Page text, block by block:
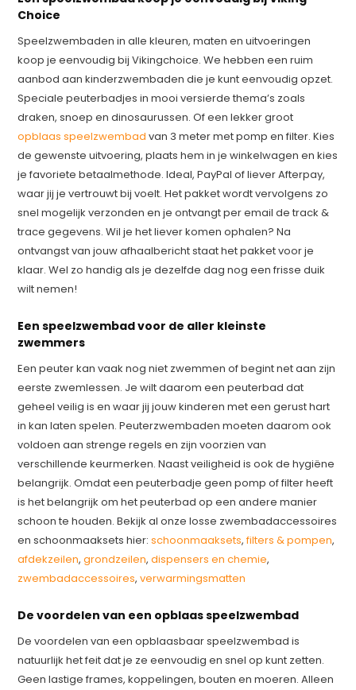
Choice
Speelzwembaden in alle kleuren, maten en uitvoeringen
koop je eenvoudig bij Vikingchoice. We hebben een ruim
aanbod aan kinderzwembaden die je kunt eenvoudig opzet.
Speciale peuterbadjes in mooi versierde thema’s zoals
draken, snoep en dinosaurussen. Of een lekker groot
opblaas speelzwembad van 3 meter met pomp en filter. Kies
de gewenste uitvoering, plaats hem in je winkelwagen en kies
je favoriete betaalmethode. Ideal, PayPal of liever Afterpay,
waar jij je vertrouwt bij voelt. Het pakket wordt vervolgens zo
snel mogelijk verzonden en je ontvangt per email de track &
trace gegevens. Wil je het liever komen ophalen? Na
ontvangst van jouw afhaalbericht staat het pakket voor je
klaar. Wel zo handig als je dezelfde dag nog een frisse duik
wilt nemen!
Een speelzwembad voor de aller kleinste
zwemmers
Een peuter kan vaak nog niet zwemmen of begint net aan zijn
eerste zwemlessen. Je wilt daarom een peuterbad dat
geheel veilig is en waar jij jouw kinderen met een gerust hart
in kan laten spelen. Peuterzwembaden moeten daarom ook
voldoen aan strenge regels en zijn voorzien van
verschillende keurmerken. Naast veiligheid is ook de hygiëne
belangrijk. Omdat een peuterbadje geen pomp of filter heeft
is het belangrijk om het peuterbad op een andere manier
schoon te houden. Bekijk al onze losse zwembadaccessoires
en schoonmaaksets hier:schoonmaaksets,filters & pompen,
afdekzeilen,grondzeilen,dispensers en chemie,
zwembadaccessoires,verwarmingsmatten
De voordelen van een opblaas speelzwembad
De voordelen van een opblaasbaar speelzwembad is
natuurlijk het feit dat je ze eenvoudig en snel op kunt zetten.
Geen lastige frames, koppelingen, bouten en moeren. Alleen